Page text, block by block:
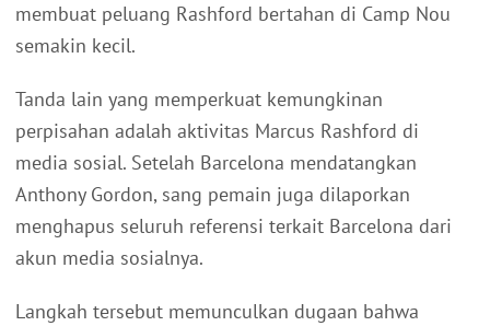
membuat peluang Rashford bertahan di Camp Nou
semakin kecil.
Tanda lain yang memperkuat kemungkinan
perpisahan adalah aktivitas Marcus Rashford di
media sosial. Setelah Barcelona mendatangkan
Anthony Gordon, sang pemain juga dilaporkan
menghapus seluruh referensi terkait Barcelona dari
akun media sosialnya.
Langkah tersebut memunculkan dugaan bahwa